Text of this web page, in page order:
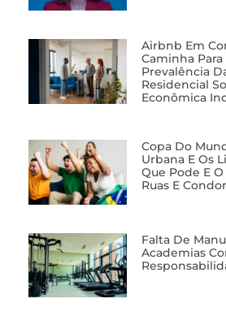
Airbnb Em
Caminha
Prevalência
Residencial
Econômica
Copa Do
Urbana E Os
Que Pode E
Ruas E
Falta De
Academias